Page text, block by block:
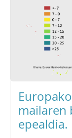
mailaren
epealdia.